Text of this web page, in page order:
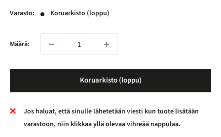
Varasto: Koruarkisto (loppu)
Määrä:
Koruarkisto (loppu)
Jos haluat, että sinulle lähetetään viesti kun tuote lisätään
varastoon, niin klikkaa yllä olevaa vihreää nappulaa.